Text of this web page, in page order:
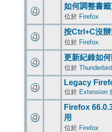
如何調整書
位於 Firefox
按Ctrl+C沒
位於 Firefox
更新紀錄如何
位於 Thunderbird
Legacy
位於 Extension
Firefox
用
位於 Firefox